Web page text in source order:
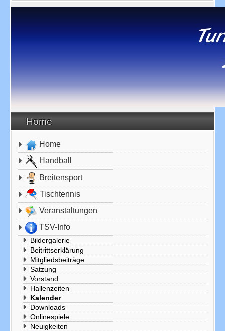
Home
Home
Handball
Breitensport
Tischtennis
Veranstaltungen
TSV-Info
Bildergalerie
Beitrittserklärung
Mitgliedsbeiträge
Satzung
Vorstand
Hallenzeiten
Kalender
Downloads
Onlinespiele
Neuigkeiten